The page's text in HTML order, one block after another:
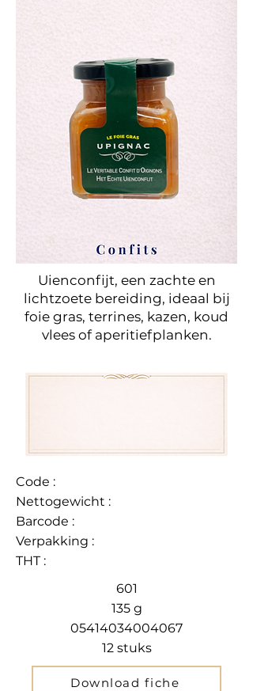
Uienconfijt, een zachte en
lichtzoete bereiding, ideaal bij
foie gras, terrines, kazen, koud
vlees of aperitiefplanken.
Code :
Nettogewicht :
Barcode :
Verpakking :
THT :
601
135 g
05414034004067
12 stuks
Download fiche